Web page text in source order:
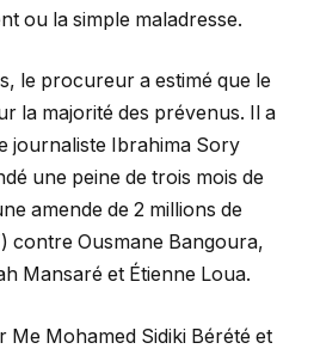
ou la simple maladresse.
le procureur a estimé que le
la majorité des prévenus. Il a
journaliste Ibrahima Sory
une peine de trois mois de
amende de 2 millions de
contre Ousmane Bangoura,
Mansaré et Étienne Loua.
Me Mohamed Sidiki Bérété et